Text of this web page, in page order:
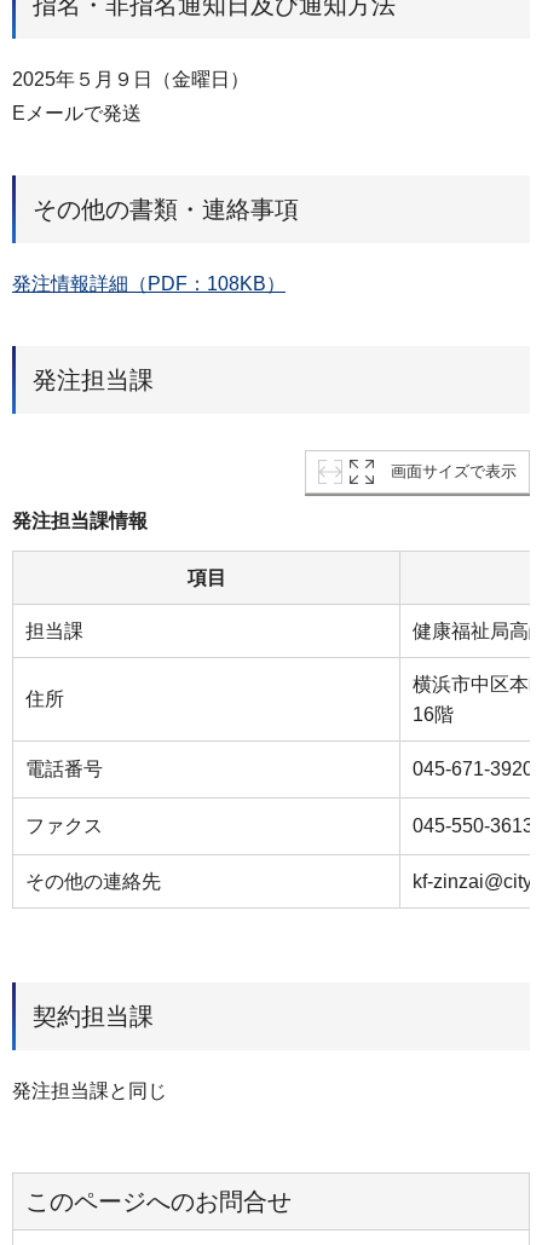
2025年５月９日（金曜日）
Eメールで発送
その他の書類・連絡事項
発注情報詳細（PDF：108KB）
発注担当課
画面サイズで表示
発注担当課情報
項目
担当課 健康福祉局高
住所
横浜市中区本
16階
電話番号 045-671-3920
ファクス 045-550-3613
その他の連絡先 kf-
契約担当課
発注担当課と同じ
このページへのお問合せ